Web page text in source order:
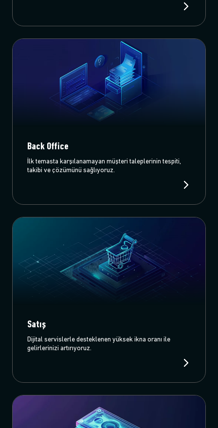
Back Office
İlk temasta karşılanamayan müşteri taleplerinin tespiti,
takibi ve çözümünü sağlıyoruz.
Satış
Dijital servislerle desteklenen yüksek ikna oranı ile
gelirlerinizi artırıyoruz.